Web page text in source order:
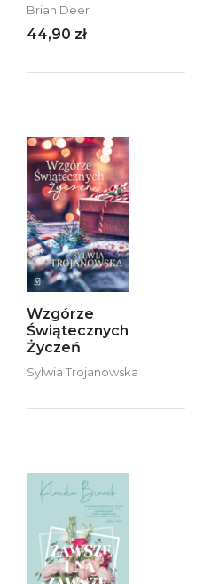
Brian Deer
44,90 zł
Wzgórze
Świątecznych
Życzeń
Sylwia Trojanowska